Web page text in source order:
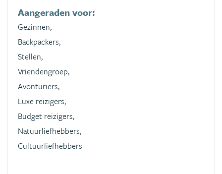
Aangeraden voor:
Gezinnen,
Backpackers,
Stellen,
Vriendengroep,
Avonturiers,
Luxe reizigers,
Budget reizigers,
Natuurliefhebbers,
Cultuurliefhebbers